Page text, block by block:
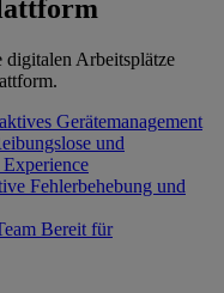
Arbeitsplätze
Gerätemanagement
und
Fehlerbehebung und
Bereit für